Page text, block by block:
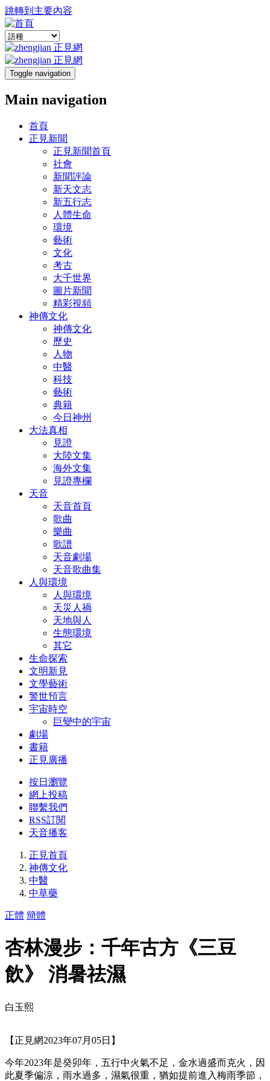
跳轉到主要內容
Toggle navigation
Main navigation
首頁
正見新聞
正見新聞首頁
社會
新聞評論
新天文志
新五行志
人體生命
環境
藝術
文化
考古
大千世界
圖片新聞
精彩視頻
神傳文化
神傳文化
歷史
人物
中醫
科技
藝術
典籍
今日神州
大法真相
見證
大陸文集
海外文集
見證專欄
天音
天音首頁
歌曲
樂曲
歌譜
天音劇場
天音歌曲集
人與環境
人與環境
天災人禍
天地與人
生態環境
其它
生命探索
文明新見
文學藝術
警世預言
宇宙時空
巨變中的宇宙
劇場
書籍
正見廣播
按日瀏覽
網上投稿
聯繫我們
RSS訂閱
天音播客
正見首頁
神傳文化
中醫
中草藥
正體 簡體
杏林漫步：千年古方《三豆
飲》 消暑祛濕
白玉熙
【正見網2023年07月05日】
今年2023年是癸卯年，五行中火氣不足，金水過盛而克火，因
此夏季偏涼，雨水過多，濕氣很重，猶如提前進入梅雨季節，